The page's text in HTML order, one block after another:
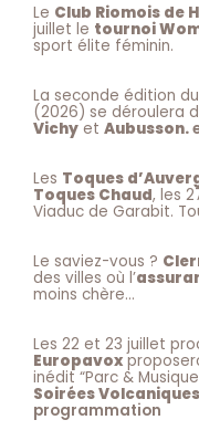
Le Club Riomois de
juillet le tournoi
sport élite féminin.
La seconde édition du
(2026) se déroulera
Vichy et Aubusson.
Les Toques
Toques Chaud, les
Viaduc de Garabit.
Le saviez-vous ?
des villes où l’
moins chère…
Les 22 et 23 juillet
Europavox
inédit “Parc &
Soirées Volcaniques
programmation